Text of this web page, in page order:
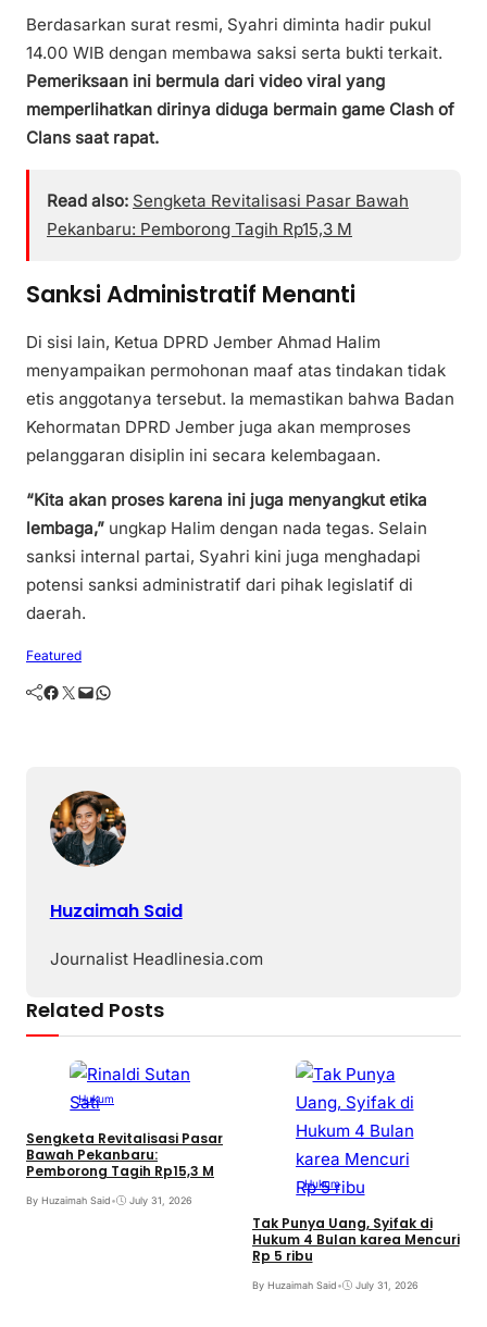
Berdasarkan surat resmi, Syahri diminta hadir pukul
14.00 WIB dengan membawa saksi serta bukti terkait.
Pemeriksaan ini bermula dari video viral yang
memperlihatkan dirinya diduga bermain game Clash of
Clans saat rapat.
Read also: Sengketa Revitalisasi Pasar Bawah
Pekanbaru: Pemborong Tagih Rp15,3 M
Sanksi Administratif Menanti
Di sisi lain, Ketua DPRD Jember Ahmad Halim
menyampaikan permohonan maaf atas tindakan tidak
etis anggotanya tersebut. Ia memastikan bahwa Badan
Kehormatan DPRD Jember juga akan memproses
pelanggaran disiplin ini secara kelembagaan.
“Kita akan proses karena ini juga menyangkut etika
lembaga,” ungkap Halim dengan nada tegas. Selain
sanksi internal partai, Syahri kini juga menghadapi
potensi sanksi administratif dari pihak legislatif di
daerah.
Featured
Facebook Twitter Mail WhatsApp
Huzaimah Said
Journalist Headlinesia.com
Related Posts
Hukum
Sengketa Revitalisasi Pasar
Bawah Pekanbaru:
Pemborong Tagih Rp15,3 M
By Huzaimah Said• July 31, 2026
Hukum
Tak Punya Uang, Syifak di
Hukum 4 Bulan karea Mencuri
Rp 5 ribu
By Huzaimah Said• July 31, 2026